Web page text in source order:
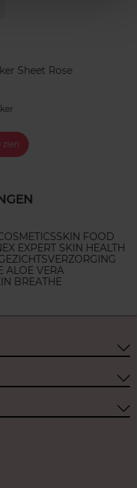
Sheet Rose
zien
SKIN FOOD
EXPERT SKIN HEALTH
ALOE VERA
BREATHE